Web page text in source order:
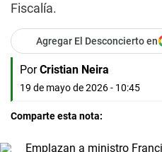
Fiscalía.
Agregar El Desconcierto en
Por Cristian Neira
19 de mayo de 2026 - 10:45
Comparte esta nota: